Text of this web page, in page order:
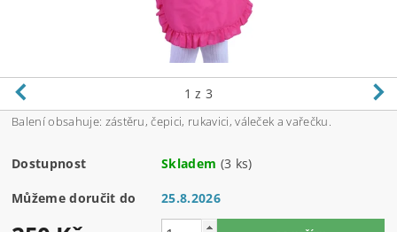
1 z 3
Balení obsahuje: zástěru, čepici, rukavici, váleček a vařečku.
Dostupnost Skladem (3 ks)
Můžeme doručit do 25.8.2026